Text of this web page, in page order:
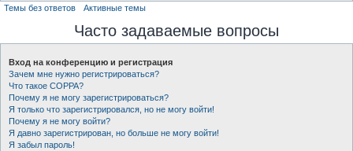
с
Темы без ответов Активные темы
Часто задаваемые вопросы
Вход на конференцию и регистрация
Зачем мне нужно регистрироваться?
Что такое COPPA?
Почему я не могу зарегистрироваться?
Я только что зарегистрировался, но не могу войти!
Почему я не могу войти?
Я давно зарегистрирован, но больше не могу войти!
Я забыл пароль!